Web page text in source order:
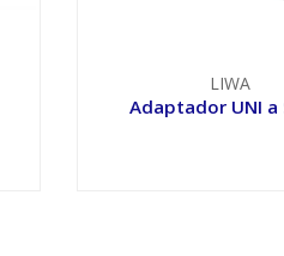
LIWA
Adaptador UNI a